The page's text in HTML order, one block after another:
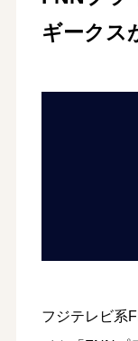
ギークス
フジテレビ系